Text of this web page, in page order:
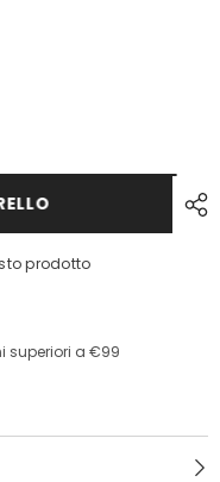
prodotto
superiori a €99